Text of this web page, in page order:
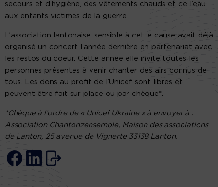
secours et d’hygiène, des vêtements chauds et de l’eau
aux enfants victimes de la guerre.
L’association lantonaise, sensible à cette cause avait déjà
organisé un concert l’année dernière en partenariat avec
les restos du coeur. Cette année elle invite toutes les
personnes présentes à venir chanter des airs connus de
tous. Les dons au profit de l’Unicef sont libres et
peuvent être fait sur place ou par chèque*.
*Chèque à l’ordre de « Unicef Ukraine » à envoyer à :
Association Chantonzensemble, Maison des associations
de Lanton, 25 avenue de Vignerte 33138 Lanton.